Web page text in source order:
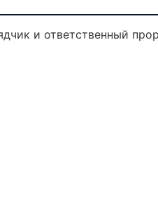
и ответственный